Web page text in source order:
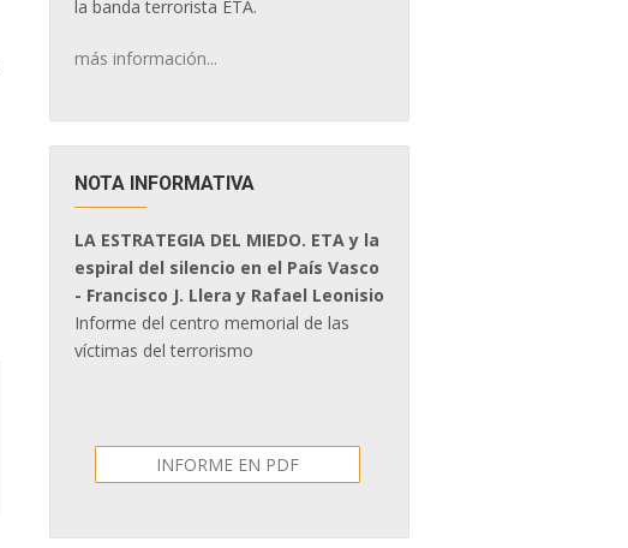
la banda terrorista ETA.
más información...
NOTA INFORMATIVA
LA ESTRATEGIA DEL MIEDO. ETA y la
espiral del silencio en el País Vasco
- Francisco J. Llera y Rafael Leonisio
Informe del centro memorial de las
víctimas del terrorismo
INFORME EN PDF